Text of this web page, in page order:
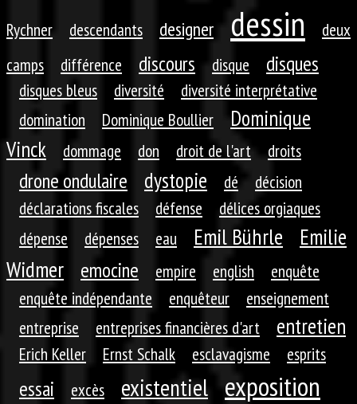
Rychner
descendants designer dessin
deux
camps
différence discours disque disques
disques bleus diversité
diversité interprétative
domination
Dominique Boullier
Dominique
Vinck
dommage don droit de l'art droits
drone ondulaire dystopie dé
décision
déclarations fiscales
défense
délices orgiaques
dépense
dépenses eau Emil Bührle
Emilie
Widmer
emocine empire english
enquête
enquête indépendante
enquêteur
enseignement
entreprise
entreprises financières d'art entretien
Erich Keller Ernst Schalk esclavagisme esprits
essai excès existentiel exposition